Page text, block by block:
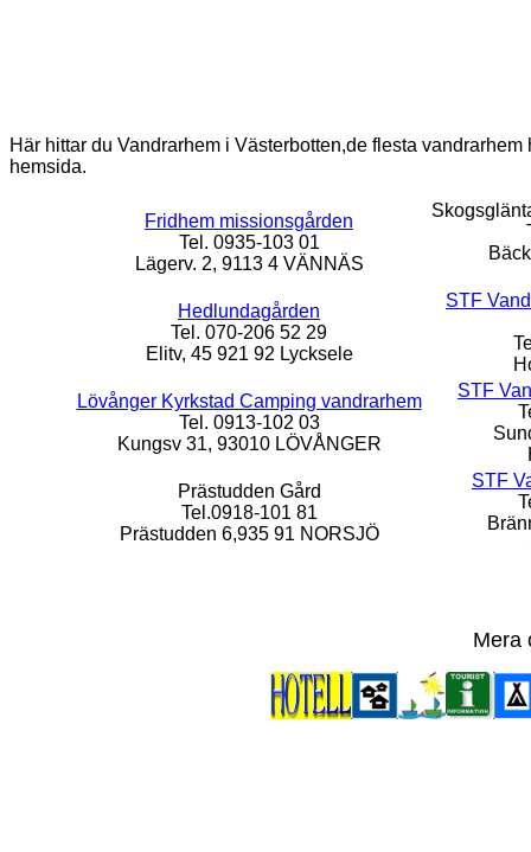
Här hittar du Vandrarhem i Västerbotten,de flesta
hemsida.
Fridhem missionsgården
Tel. 0935-103 01
Lägerv. 2, 9113 4 VÄNNÄS
Hedlundagården
Tel. 070-206 52 29
Elitv, 45 921 92 Lycksele
STF
Lövånger Kyrkstad Camping vandrarhem
Tel. 0913-102 03
Kungsv 31, 93010 LÖVÅNGER
STF
Prästudden Gård
Tel.0918-101 81
Prästudden 6,935 91 NORSJÖ
STF
Mera